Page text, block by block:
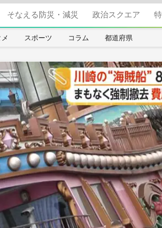
そなえる防災・減災 政治スクエア
スポーツ コラム 都道府県